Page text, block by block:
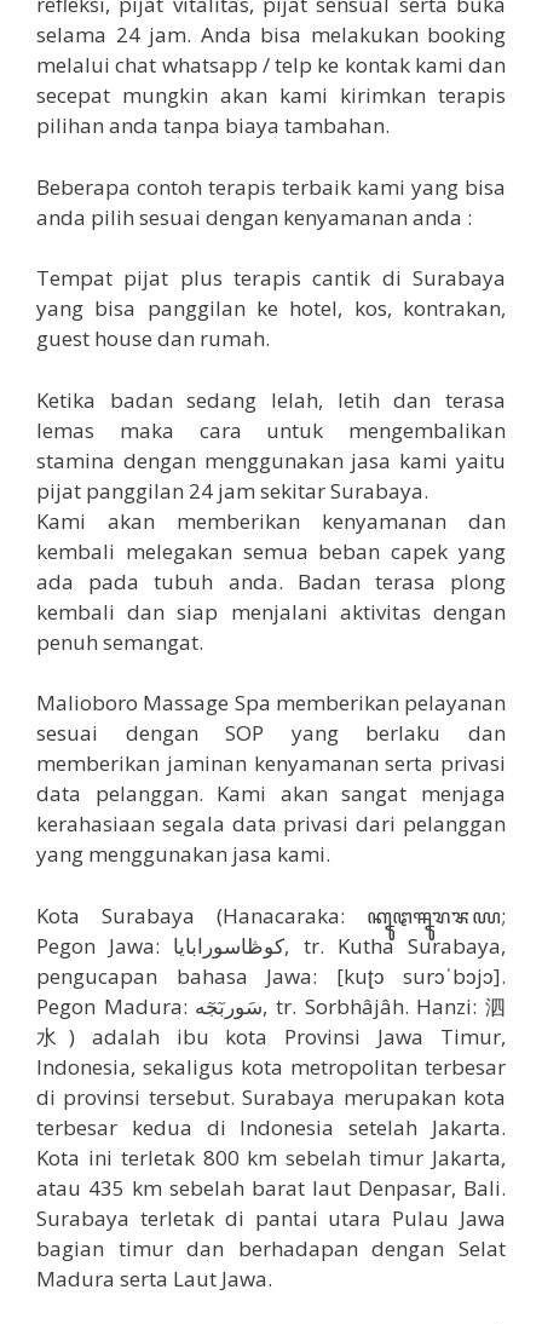
selama 24 jam. Anda bisa melakukan booking
melalui chat whatsapp / telp ke kontak kami dan
secepat mungkin akan kami kirimkan terapis
pilihan anda tanpa biaya tambahan.
Beberapa contoh terapis terbaik kami yang bisa
anda pilih sesuai dengan kenyamanan anda :
Tempat pijat plus terapis cantik di Surabaya
yang bisa panggilan ke hotel, kos, kontrakan,
guest house dan rumah.
Ketika badan sedang lelah, letih dan terasa
lemas maka cara untuk mengembalikan
stamina dengan menggunakan jasa kami yaitu
pijat panggilan 24 jam sekitar Surabaya.
Kami akan memberikan kenyamanan dan
kembali melegakan semua beban capek yang
ada pada tubuh anda. Badan terasa plong
kembali dan siap menjalani aktivitas dengan
penuh semangat.
Malioboro Massage Spa memberikan pelayanan
sesuai dengan SOP yang berlaku dan
memberikan jaminan kenyamanan serta privasi
data pelanggan. Kami akan sangat menjaga
kerahasiaan segala data privasi dari pelanggan
yang menggunakan jasa kami.
Kota Surabaya (Hanacaraka: ꦏꦹꦛꦯꦹꦫꦨꦪ;
Pegon Jawa: كوڟاسورابايا, tr. Kutha Surabaya,
pengucapan bahasa Jawa: [kuʈɔ surɔˈbɔjɔ].
Pegon Madura: سَوربٓجٓه, tr. Sorbhâjâh. Hanzi: 泗
水) adalah ibu kota Provinsi Jawa Timur,
Indonesia, sekaligus kota metropolitan terbesar
di provinsi tersebut. Surabaya merupakan kota
terbesar kedua di Indonesia setelah Jakarta.
Kota ini terletak 800 km sebelah timur Jakarta,
atau 435 km sebelah barat laut Denpasar, Bali.
Surabaya terletak di pantai utara Pulau Jawa
bagian timur dan berhadapan dengan Selat
Madura serta Laut Jawa.